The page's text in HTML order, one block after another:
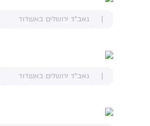
גאב"ד ירושלים באשדוד
גאב"ד ירושלים באשדוד